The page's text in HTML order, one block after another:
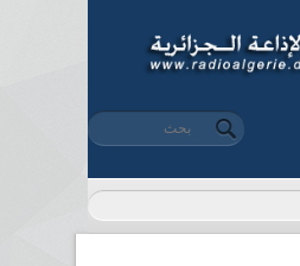
استمارة البحث
‏بحث ‏